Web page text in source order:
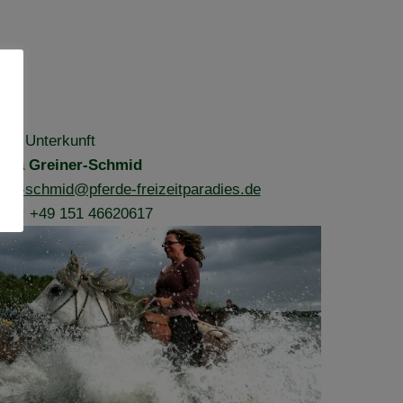
– Unterkunft
Greiner-Schmid
schmid@pferde-freizeitparadies.de
+49 151 46620617